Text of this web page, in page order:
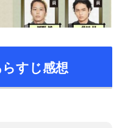
すじ感想